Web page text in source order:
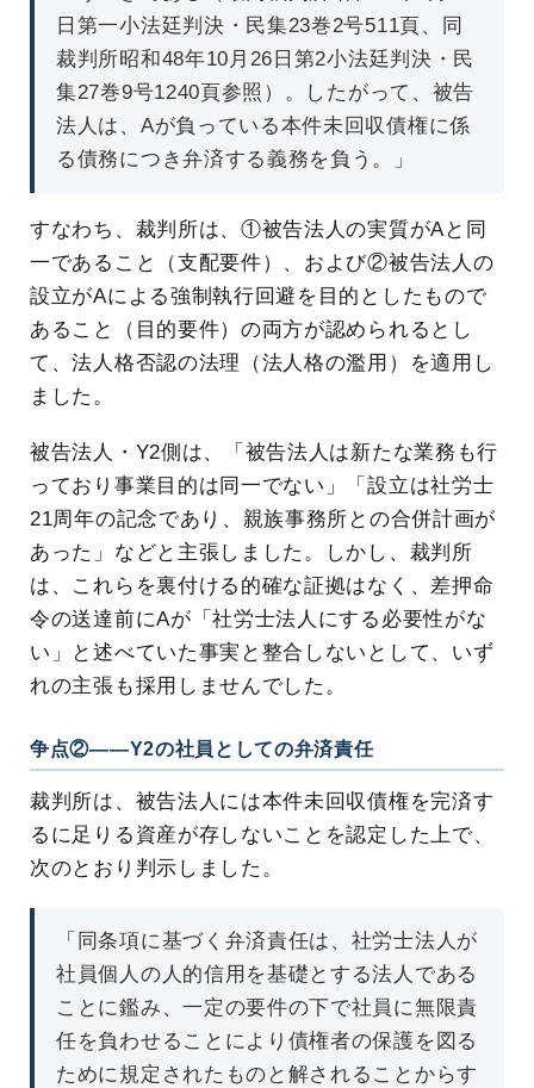
日第一小法廷判決・民集23巻2号511頁、同
裁判所昭和48年10月26日第2小法廷判決・民
集27巻9号1240頁参照）。したがって、被告
法人は、Aが負っている本件未回収債権に係
る債務につき弁済する義務を負う。」
すなわち、裁判所は、①被告法人の実質がAと同
一であること（支配要件）、および②被告法人の
設立がAによる強制執行回避を目的としたもので
あること（目的要件）の両方が認められるとし
て、法人格否認の法理（法人格の濫用）を適用し
ました。
被告法人・Y2側は、「被告法人は新たな業務も行
っており事業目的は同一でない」「設立は社労士
21周年の記念であり、親族事務所との合併計画が
あった」などと主張しました。しかし、裁判所
は、これらを裏付ける的確な証拠はなく、差押命
令の送達前にAが「社労士法人にする必要性がな
い」と述べていた事実と整合しないとして、いず
れの主張も採用しませんでした。
争点②――Y2の社員としての弁済責任
裁判所は、被告法人には本件未回収債権を完済す
るに足りる資産が存しないことを認定した上で、
次のとおり判示しました。
「同条項に基づく弁済責任は、社労士法人が
社員個人の人的信用を基礎とする法人である
ことに鑑み、一定の要件の下で社員に無限責
任を負わせることにより債権者の保護を図る
ために規定されたものと解されることからす